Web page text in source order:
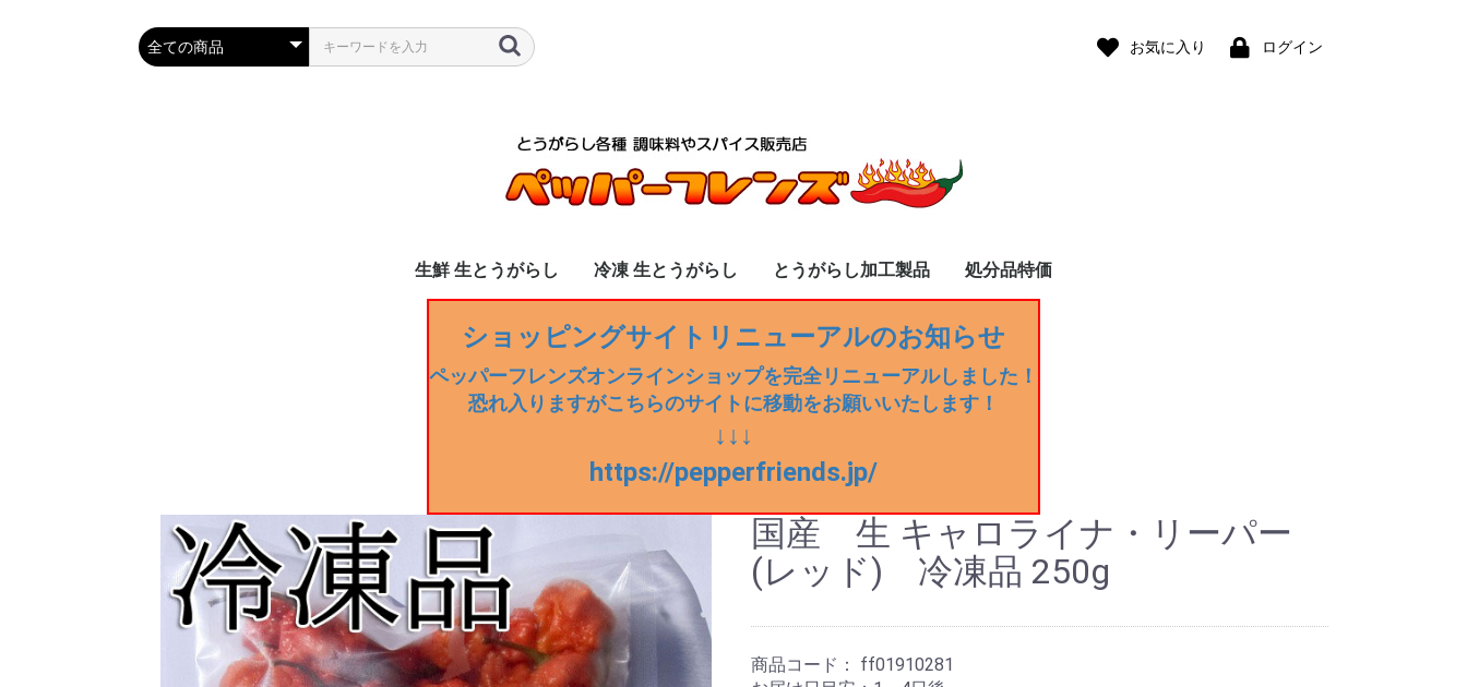
お気に入り ログイン
生鮮 生とうがらし
生とうがらし全商品
2024年夏「生」入荷済み商
品 new!
生 ハラペーニョ
生 ハバネロ
生 青・赤唐辛子 甘口
生 青・赤唐辛子 辛口
生 セラーノ
生 ブート・ジョロキア
生 プリッキーヌ
生 鷹の爪
生 トリニダード・スコーピオ
ン・ブッチ・テイラー
生 キャロライナ・リーパー
生 ポブラーノ
生 黄唐辛子
生 ドラゴンズ・ブレス
常温便配送-送料無料
常温便配送-送料別
冷凍 生とうがらし
冷凍 生とうがらし全商品
冷凍 ハラペーニョ
冷凍 ハバネロ
冷凍 青・赤唐辛子 甘口
冷凍 青・赤唐辛子 辛口
冷凍 セラーノ
冷凍 ブート・ジョロキア
冷凍 プリッキーヌ
冷凍 鷹の爪
冷凍 トリニダード・スコーピ
オン・ブッチ・テイラー
冷凍 キャロライナ・リーパー
冷凍 黄唐辛子
冷凍 ドラゴンズ・ブレス
とうがらし加工製品 処分品特価
ショッピングサイトリニューアルのお知らせ
ペッパーフレンズオンラインショップを完全リニューアルしました！
恐れ入りますがこちらのサイトに移動をお願いいたします！
↓↓↓
https://pepperfriends.jp/
国産 生 キャロライナ・リーパー
(レッド) 冷凍品 250g
商品コード： ff01910281